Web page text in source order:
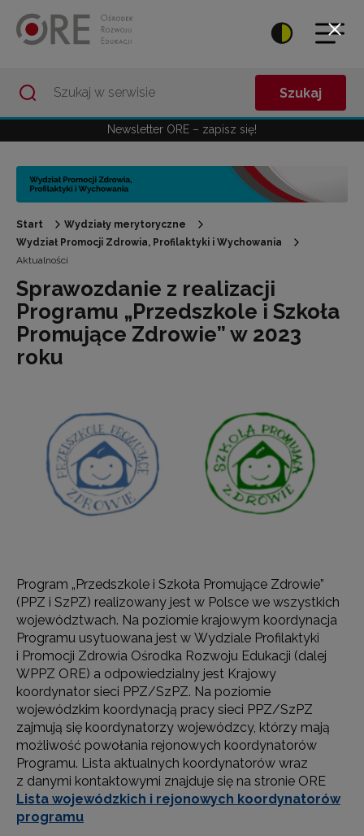
Szukaj
Newsletter ORE – zapisz się!
Start
Wydziały merytoryczne
Wydział Promocji Zdrowia, Profilaktyki i Wychowania
Aktualności
Sprawozdanie z realizacji
Programu „Przedszkole i Szkoła
Promujące Zdrowie” w 2023
roku
Program „Przedszkole i Szkoła Promujące Zdrowie”
(PPZ i SzPZ) realizowany jest w Polsce we wszystkich
województwach. Na poziomie krajowym koordynacja
Programu usytuowana jest w Wydziale Profilaktyki
i Promocji Zdrowia Ośrodka Rozwoju Edukacji (dalej
WPPZ ORE) a odpowiedzialny jest Krajowy
koordynator sieci PPZ/SzPZ. Na poziomie
wojewódzkim koordynacją pracy sieci PPZ/SzPZ
zajmują się koordynatorzy wojewódzcy, którzy mają
możliwość powołania rejonowych koordynatorów
Programu. Lista aktualnych koordynatorów wraz
z danymi kontaktowymi znajduje się na stronie ORE
Lista wojewódzkich i rejonowych koordynatorów
programu